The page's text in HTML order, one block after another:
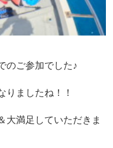
のご参加でした♪
りましたね！！
大満足していただきま